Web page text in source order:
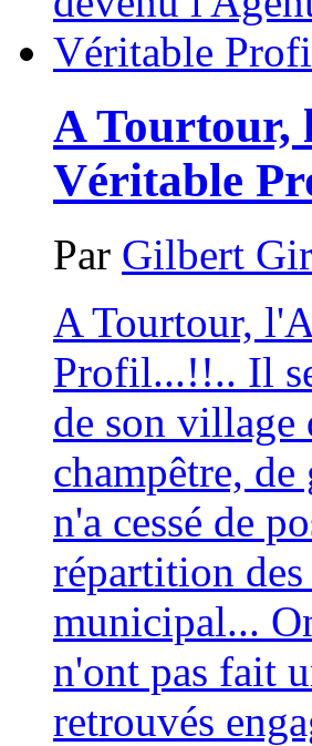
A Tourtour,
Véritable
Par Gilbert
A Tourtour,
Profil...!!.. Il
de son village
champêtre,
n'a cessé de
répartition
municipal...
n'ont pas fait
retrouvés